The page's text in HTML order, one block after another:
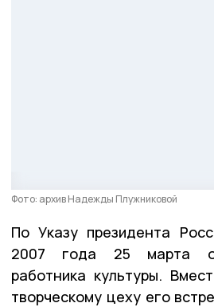
Фото: архив Надежды Плужниковой
По Указу президента
2007 года 25 марта
работника культуры.
творческому цеху его